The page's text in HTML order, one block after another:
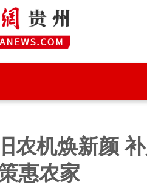
农机焕新颜
惠农家